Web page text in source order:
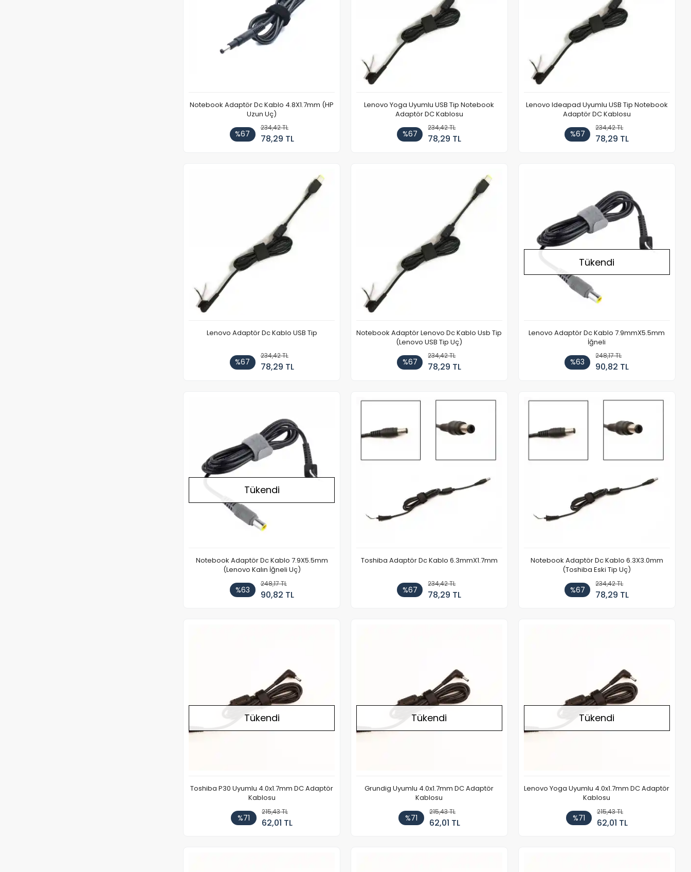
Notebook Adaptör Dc Kablo 4.8X1.7mm (HP
Uzun Uç)
%67
234,42 TL
78,29 TL
Lenovo Yoga Uyumlu USB Tip Notebook
Adaptör DC Kablosu
%67
234,42 TL
78,29 TL
Lenovo Ideapad Uyumlu USB Tip Notebook
Adaptör DC Kablosu
%67
234,42 TL
78,29 TL
Lenovo Adaptör Dc Kablo USB Tip
%67
234,42 TL
78,29 TL
Notebook Adaptör Lenovo Dc Kablo Usb Tip
(Lenovo USB Tip Uç)
%67
234,42 TL
78,29 TL
Tükendi
Lenovo Adaptör Dc Kablo 7.9mmX5.5mm
İğneli
%63
248,17 TL
90,82 TL
Tükendi
Notebook Adaptör Dc Kablo 7.9X5.5mm
(Lenovo Kalın İğneli Uç)
%63
248,17 TL
90,82 TL
Toshiba Adaptör Dc Kablo 6.3mmX1.7mm
%67
234,42 TL
78,29 TL
Notebook Adaptör Dc Kablo 6.3X3.0mm
(Toshiba Eski Tip Uç)
%67
234,42 TL
78,29 TL
Tükendi
Toshiba P30 Uyumlu 4.0x1.7mm DC Adaptör
Kablosu
%71
215,43 TL
62,01 TL
Tükendi
Grundig Uyumlu 4.0x1.7mm DC Adaptör
Kablosu
%71
215,43 TL
62,01 TL
Tükendi
Lenovo Yoga Uyumlu 4.0x1.7mm DC Adaptör
Kablosu
%71
215,43 TL
62,01 TL